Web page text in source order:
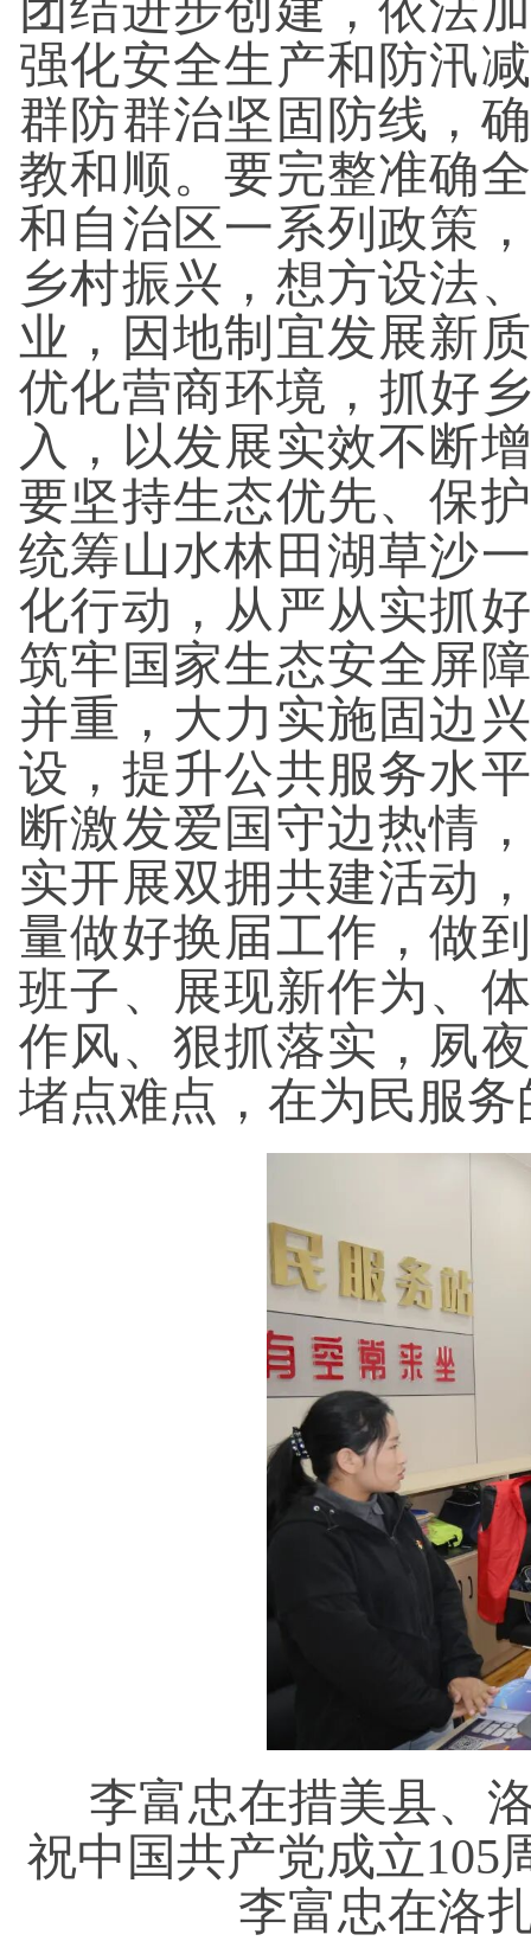
强化安全生产和防汛
群防群治坚固防线，
教和顺。要完整准确
和自治区一系列政策
乡村振兴，想方设法
业，因地制宜发展新
优化营商环境，抓好
入，以发展实效不断
要坚持生态优先、保
统筹山水林田湖草沙
化行动，从严从实抓
筑牢国家生态安全屏
并重，大力实施固边
设，提升公共服务水
断激发爱国守边热情
实开展双拥共建活动
量做好换届工作，做
班子、展现新作为、
作风、狠抓落实，夙
堵点难点，在为民服
李富忠在措美县、
祝中国共产党成立105
李富忠在洛